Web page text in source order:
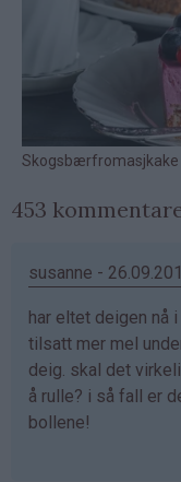
453
susanne -
har eltet deigen nå
tilsatt mer mel
deig. skal det
å rulle? i så fall er
bollene!